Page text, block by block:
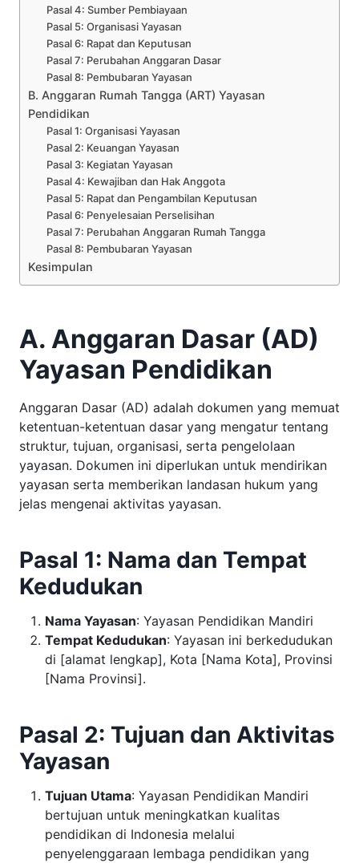
Pasal 4: Sumber Pembiayaan
Pasal 5: Organisasi Yayasan
Pasal 6: Rapat dan Keputusan
Pasal 7: Perubahan Anggaran Dasar
Pasal 8: Pembubaran Yayasan
B. Anggaran Rumah Tangga (ART) Yayasan
Pendidikan
Pasal 1: Organisasi Yayasan
Pasal 2: Keuangan Yayasan
Pasal 3: Kegiatan Yayasan
Pasal 4: Kewajiban dan Hak Anggota
Pasal 5: Rapat dan Pengambilan Keputusan
Pasal 6: Penyelesaian Perselisihan
Pasal 7: Perubahan Anggaran Rumah Tangga
Pasal 8: Pembubaran Yayasan
Kesimpulan
A. Anggaran Dasar (AD)
Yayasan Pendidikan
Anggaran Dasar (AD) adalah dokumen yang memuat
ketentuan-ketentuan dasar yang mengatur tentang
struktur, tujuan, organisasi, serta pengelolaan
yayasan. Dokumen ini diperlukan untuk mendirikan
yayasan serta memberikan landasan hukum yang
jelas mengenai aktivitas yayasan.
Pasal 1: Nama dan Tempat
Kedudukan
Nama Yayasan: Yayasan Pendidikan Mandiri
Tempat Kedudukan: Yayasan ini berkedudukan
di [alamat lengkap], Kota [Nama Kota], Provinsi
[Nama Provinsi].
Pasal 2: Tujuan dan Aktivitas
Yayasan
Tujuan Utama: Yayasan Pendidikan Mandiri
bertujuan untuk meningkatkan kualitas
pendidikan di Indonesia melalui
penyelenggaraan lembaga pendidikan yang